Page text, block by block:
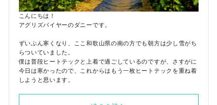
こんにちは！
アグリズバイヤーのダニーです。
ずいぶん寒くなり、ここ和歌山県の南の方でも朝方は少し雪がち
らついていました。
僕は普段ヒートテックと上着で過ごしているのですが、さすがに
今日は寒かったので、これからはもう一枚ヒートテックを重ね着
しようと思います。